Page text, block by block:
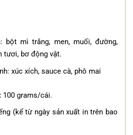
bột mì trắng, men, muối, đường,
tươi, bơ động vật.
xúc xích, sauce cà, phô mai
100 grams/cái.
(kể từ ngày sản xuất in trên bao